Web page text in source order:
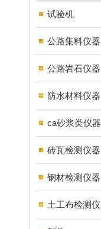
试验机
公路集料仪器
公路岩石仪器
防水材料仪器
ca砂浆类仪器
砖瓦检测仪器
钢材检测仪器
土工布检测仪